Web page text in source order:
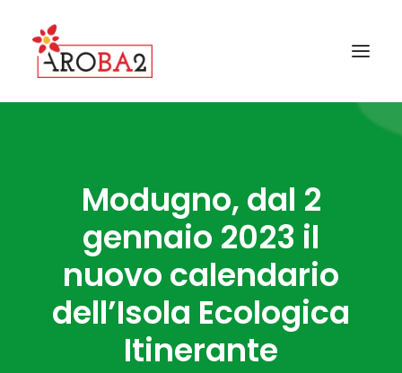
I COMUNI AROBA2
GUIDA ALLA RACCOLTA
IL PROGETTO AROBA2
Modugno, dal 2
gennaio 2023 il
nuovo calendario
dell’Isola Ecologica
Itinerante